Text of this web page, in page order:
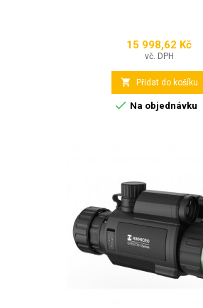
Cena
15 998,62 Kč
vč. DPH
 Přidat do košíku
 Na objednávku